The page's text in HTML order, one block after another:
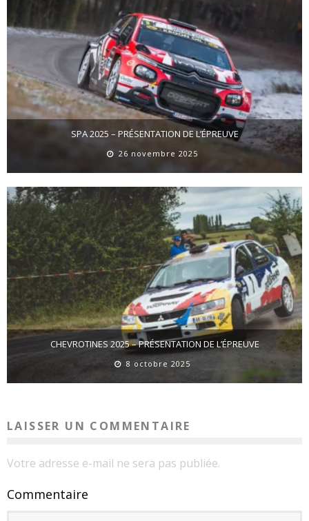
SPA 2025 – PRÉSENTATION DE L’ÉPREUVE
26 novembre 2025
CHEVROTINES 2025 – PRÉSENTATION DE L’ÉPREUVE
8 octobre 2025
LAISSER UN COMMENTAIRE
Votre adresse e-mail ne sera pas publiée.
Commentaire